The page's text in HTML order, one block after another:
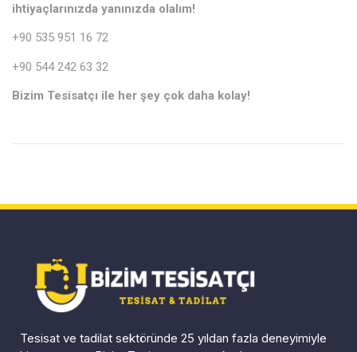
ihtiyaçlarınızda yanınızda olalım!
+90 535 951 16 72
+90 544 242 63 32
Bizim Tesisatçı ile her şey çok daha kolay!
Tesisat ve tadilat sektöründe 25 yıldan fazla deneyimiyle